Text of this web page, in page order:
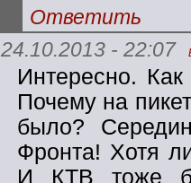
Ответить
24.10.2013 - 22:07
Интересно.
Почему на
было?
Фронта! Хотя
И КТВ тоже